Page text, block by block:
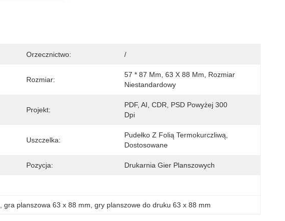
Orzecznictwo: /
Rozmiar:
57 * 87 Mm, 63 X 88 Mm, Rozmiar
Niestandardowy
Projekt:
PDF, AI, CDR, PSD Powyżej 300
Dpi
Uszczelka:
Pudełko Z Folią Termokurczliwą,
Dostosowane
Pozycja: Drukarnia Gier Planszowych
, gra planszowa 63 x 88 mm , gry planszowe do druku 63 x 88 mm